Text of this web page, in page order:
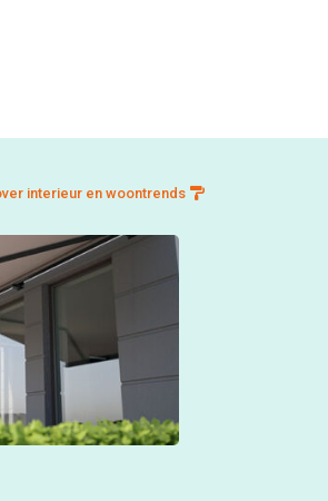
interieur en woontrends